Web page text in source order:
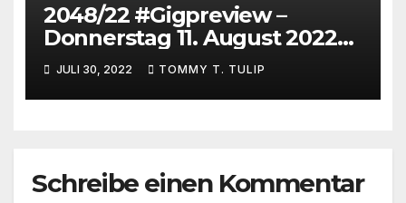
2048/22 #Gigpreview –
Donnerstag 11. August 2022
um 20 Uhr im Art Stalker
Berlin (Tickets online und
Abendkasse) #EXITreverse
JULI 30, 2022 TOMMY T. TULIP
Schreibe einen Kommentar